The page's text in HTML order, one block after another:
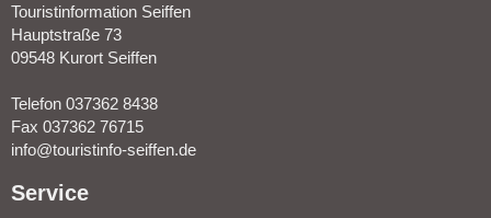
Touristinformation Seiffen
Hauptstraße 73
09548 Kurort Seiffen
Telefon 037362 8438
Fax 037362 76715
info@touristinfo-seiffen.de
Service​